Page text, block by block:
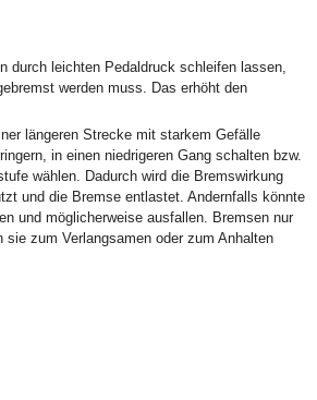
durch leichten Pedaldruck schleifen lassen,
werden muss. Das erhöht den
längeren Strecke mit starkem Gefälle
in einen niedrigeren Gang schalten bzw.
wählen. Dadurch wird die Bremswirkung
und die Bremse entlastet. Andernfalls könnte
und möglicherweise ausfallen. Bremsen nur
sie zum Verlangsamen oder zum Anhalten